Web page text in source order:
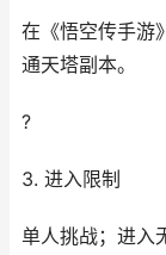
在《悟空传手游
通天塔副本。
?
3. 进入限制
单人挑战；进入